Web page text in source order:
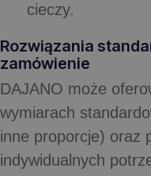
cieczy.
Rozwiązania
zamówienie
DAJANO może
wymiarach
inne proporcje) oraz
indywidualnych